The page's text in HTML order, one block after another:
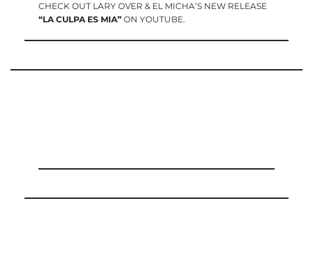
CHECK OUT LARY OVER & EL MICHA’S NEW RELEASE
“LA CULPA ES MIA” ON YOUTUBE.